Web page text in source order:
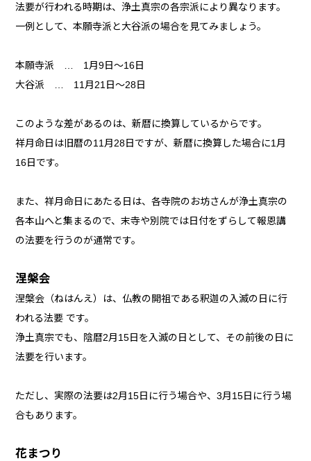
法要が行われる時期は、浄土真宗の各宗派により異なります。
一例として、本願寺派と大谷派の場合を見てみましょう。
本願寺派 … 1月9日～16日
大谷派 … 11月21日～28日
このような差があるのは、新暦に換算しているからです。
祥月命日は旧暦の11月28日ですが、新暦に換算した場合に1月
16日です。
また、祥月命日にあたる日は、各寺院のお坊さんが浄土真宗の
各本山へと集まるので、末寺や別院では日付をずらして報恩講
の法要を行うのが通常です。
涅槃会
涅槃会（ねはんえ）は、仏教の開祖である釈迦の入滅の日に行
われる法要 です。
浄土真宗でも、陰暦2月15日を入滅の日として、その前後の日に
法要を行います。
ただし、実際の法要は2月15日に行う場合や、3月15日に行う場
合もあります。
花まつり